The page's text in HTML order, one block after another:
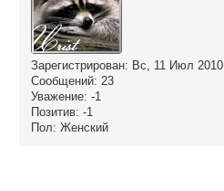
Зарегистрирован: Вс, 11 Июл 2010
Сообщений: 23
Уважение: -1
Позитив: -1
Пол: Женский